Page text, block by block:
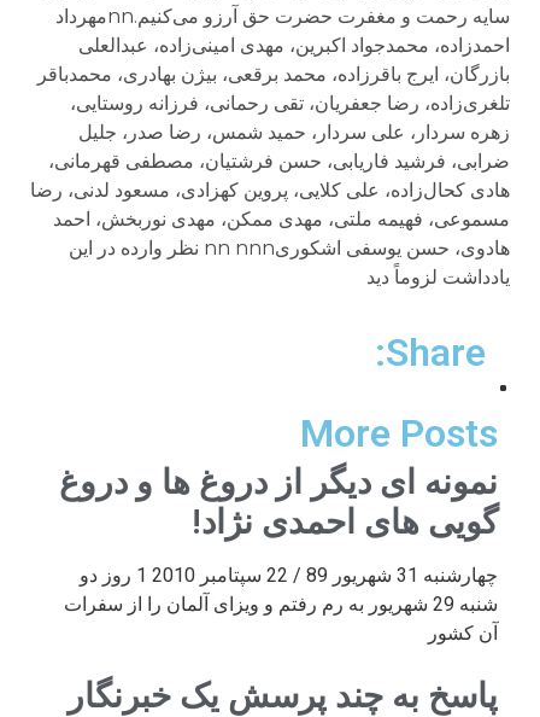
سایه رحمت و مغفرت حضرت حق آرزو می‌کنیم.nnمهرداد
احمدزاده، محمدجواد اکبرین، مهدی امینی‌زاده، عبدالعلی
بازرگان، ایرج باقرزاده، محمد برقعی، بیژن بهادری، محمدباقر
تلغری‌زاده، رضا جعفریان، تقی رحمانی، فرزانه روستایی،
زهره سردار، علی سردار، حمید شمس، رضا صدر، جلیل
ضرابی، فرشید فاریابی، حسن فرشتیان، مصطفی قهرمانی،
هادی کحال‌زاده، علی کلایی، پروین کهزادی، مسعود لدنی، رضا
مسموعی، فهیمه ملتی، مهدی ممکن، مهدی نوربخش، احمد
هادوی، حسن یوسفی اشکوریnn nnn نظر وارده در این
یادداشت لزوماً دید
Share:
More Posts
نمونه ای دیگر از دروغ ها و دروغ
گویی های احمدی نژاد!
چهارشنبه 31 شهریور 89 / 22 سپتامبر 2010 1 روز دو
شنبه 29 شهریور به رم رفتم و ویزای آلمان را از سفرات
آن کشور
پاسخ به چند پرسش یک خبرنگار